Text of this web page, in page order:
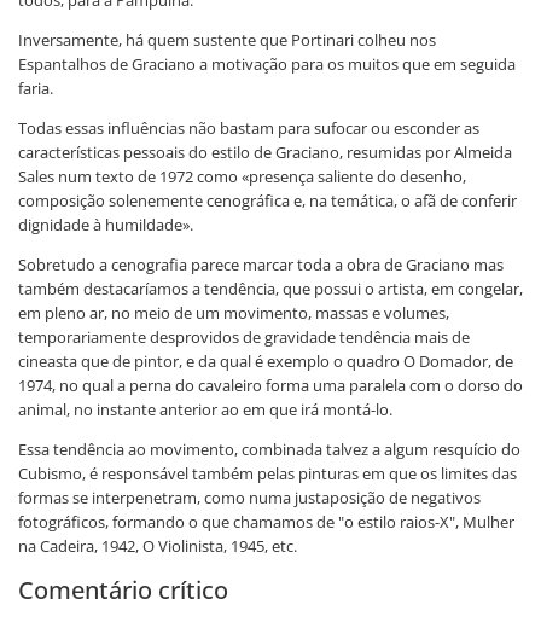
Inversamente, há quem sustente que Portinari colheu nos
Espantalhos de Graciano a motivação para os muitos que em seguida
faria.
Todas essas influências não bastam para sufocar ou esconder as
características pessoais do estilo de Graciano, resumidas por Almeida
Sales num texto de 1972 como «presença saliente do desenho,
composição solenemente cenográfica e, na temática, o afã de conferir
dignidade à humildade».
Sobretudo a cenografia parece marcar toda a obra de Graciano mas
também destacaríamos a tendência, que possui o artista, em congelar,
em pleno ar, no meio de um movimento, massas e volumes,
temporariamente desprovidos de gravidade tendência mais de
cineasta que de pintor, e da qual é exemplo o quadro O Domador, de
1974, no qual a perna do cavaleiro forma uma paralela com o dorso do
animal, no instante anterior ao em que irá montá-lo.
Essa tendência ao movimento, combinada talvez a algum resquício do
Cubismo, é responsável também pelas pinturas em que os limites das
formas se interpenetram, como numa justaposição de negativos
fotográficos, formando o que chamamos de "o estilo raios-X", Mulher
na Cadeira, 1942, O Violinista, 1945, etc.
Comentário crítico